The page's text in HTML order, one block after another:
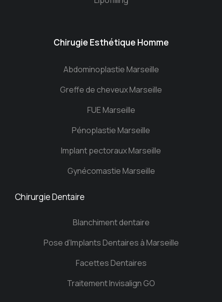
Chirugie Esthétique Homme
Abdominoplastie Marseille
Greffe de cheveux Marseille
FUE Marseille
Pénoplastie Marseille
Implant pectoraux Marseille
Gynécomastie Marseille
Chirurgie Dentaire
Blanchiment dentaire
Pose d’Implants Dentaires à Marseille
Facettes Dentaires
Traitement Invisalign GO